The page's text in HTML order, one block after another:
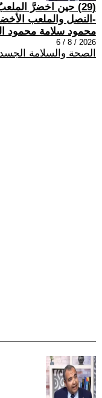
(29) حين اخضرَّ
-النصل والملعب
محمود سلامة محمود
2026 / 8 / 6
الصحة والسلامة